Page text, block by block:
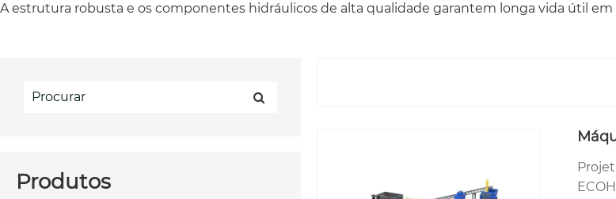
A estrutura robusta e os componentes hidráulicos de alta qualidade garantem longa vida útil
Produtos